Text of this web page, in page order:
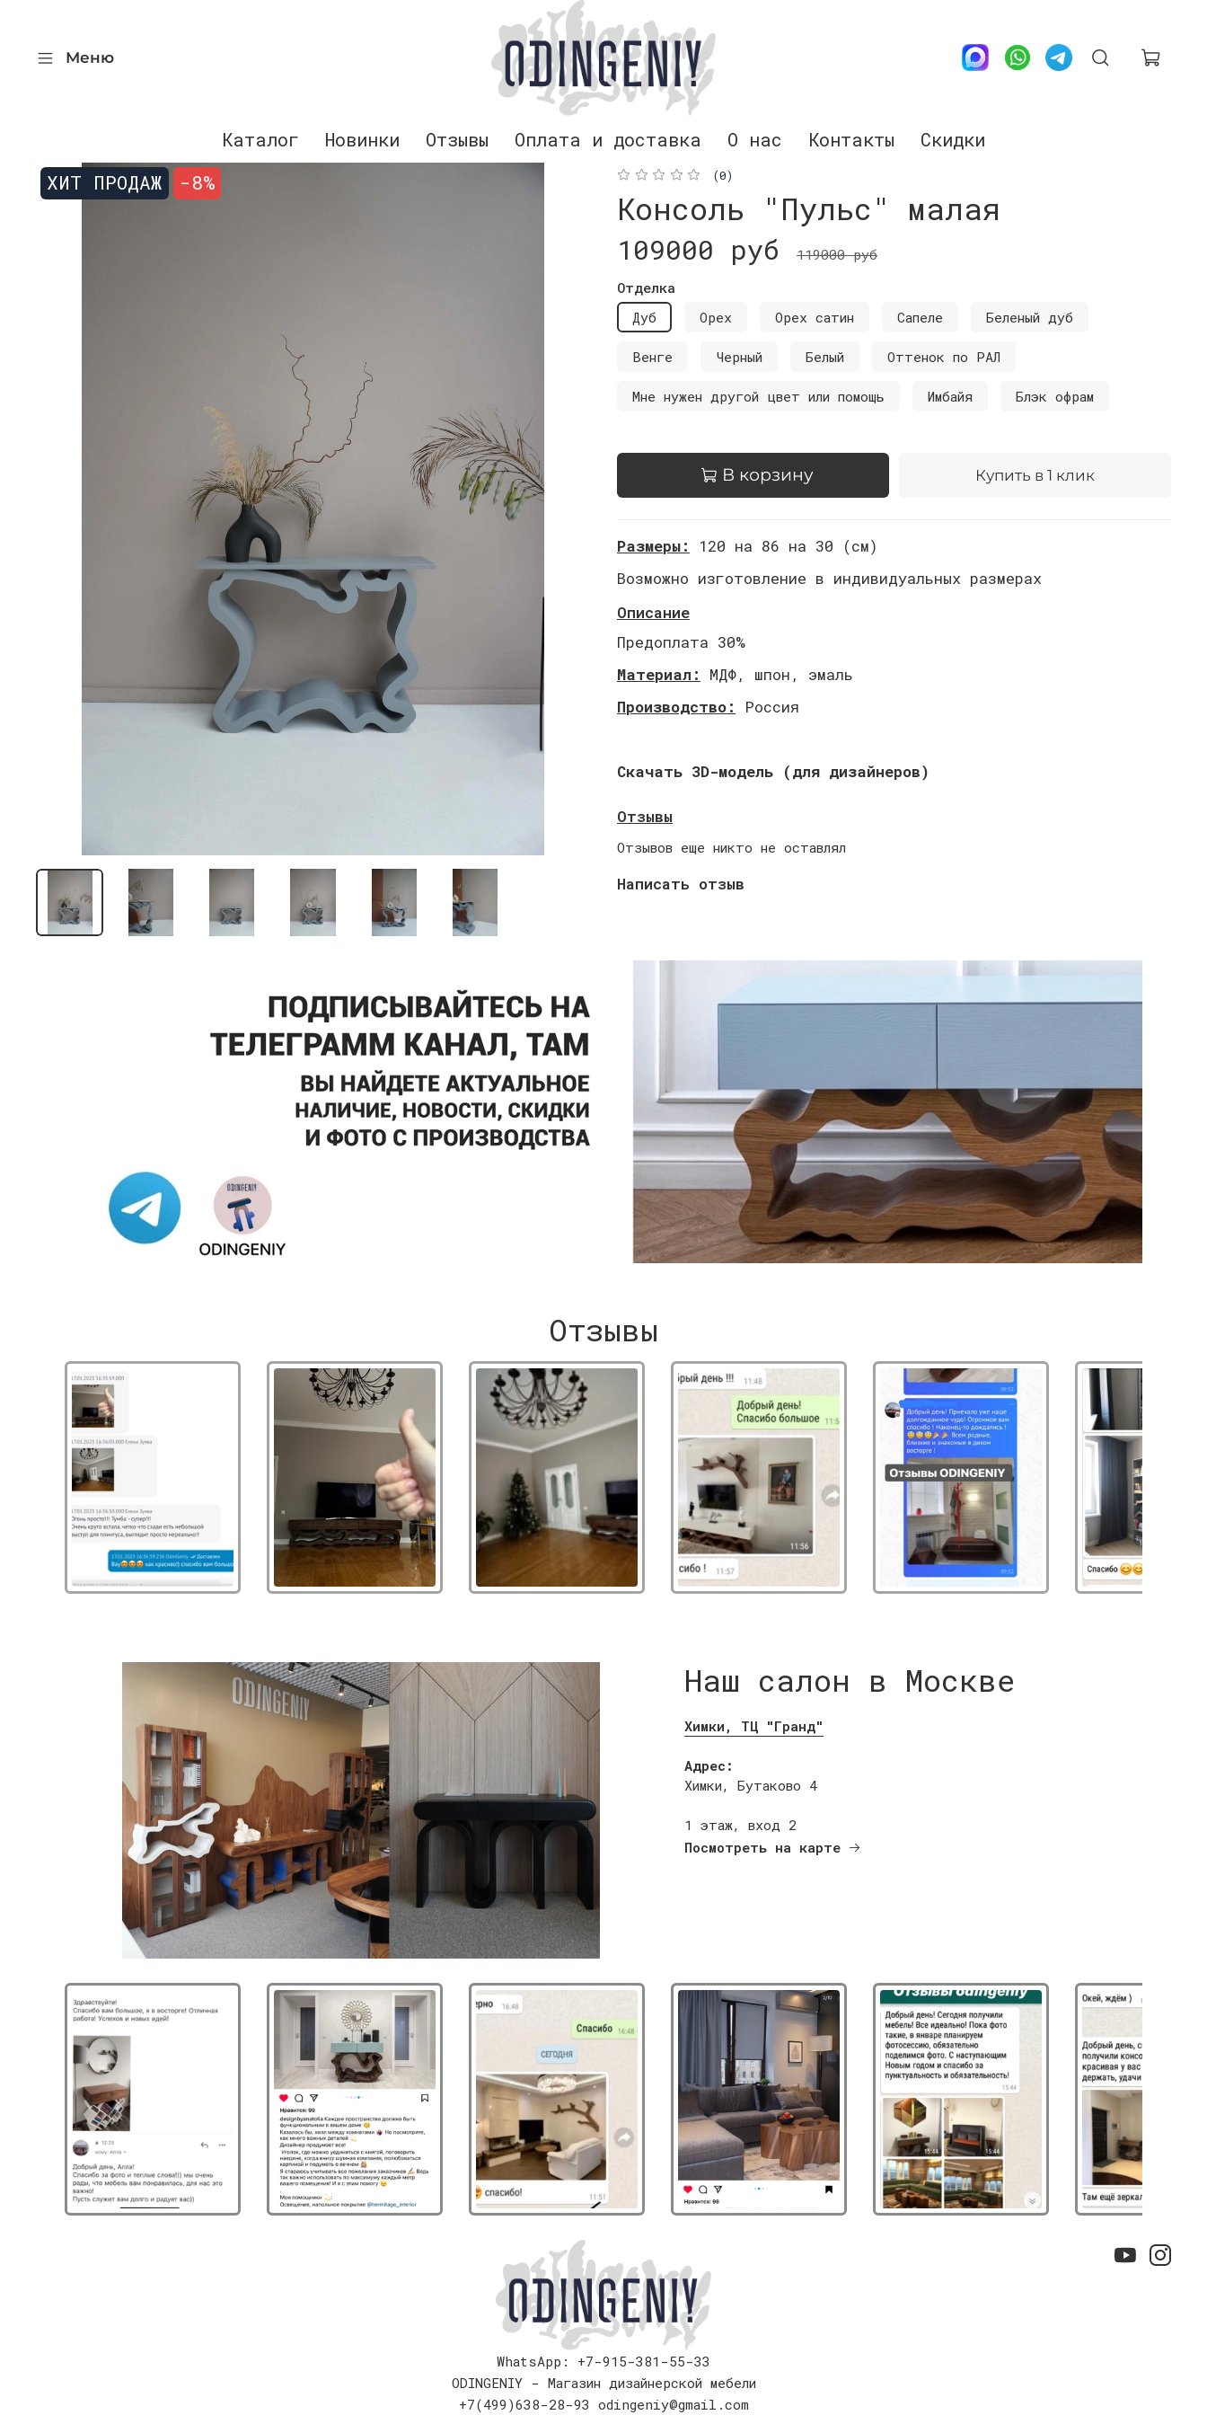
Меню
Каталог Новинки Отзывы Оплата и доставка О нас Контакты Скидки
ХИТ ПРОДАЖ -8% (0)
Консоль "Пульс" малая
109000 руб
119000 руб
Отделка
Дуб
Орех Орех сатин Сапеле Беленый дуб
Венге Черный Белый Оттенок по РАЛ
Мне нужен другой цвет или помощь Имбайя Блэк офрам
В корзину Купить в 1 клик
Размеры:
120 на 86 на 30 (см)
Возможно изготовление в индивидуальных размерах
Описание
Предоплата 30%
Материал:
МДФ, шпон, эмаль
Производство:
Россия
Скачать 3D-модель (для дизайнеров)
Отзывы
Отзывов еще никто не оставлял
Написать отзыв
Отзывы
Наш салон в Москве
Химки, ТЦ "Гранд"
Адрес:
Химки, Бутаково 4
1 этаж, вход 2
Посмотреть на карте
WhatsApp: +7-915-381-55-33
ODINGENIY - Магазин дизайнерской мебели
+7(499)638-28-93 odingeniy@gmail.com